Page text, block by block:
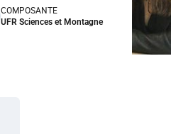
COMPOSANTE
UFR Sciences et Montagne